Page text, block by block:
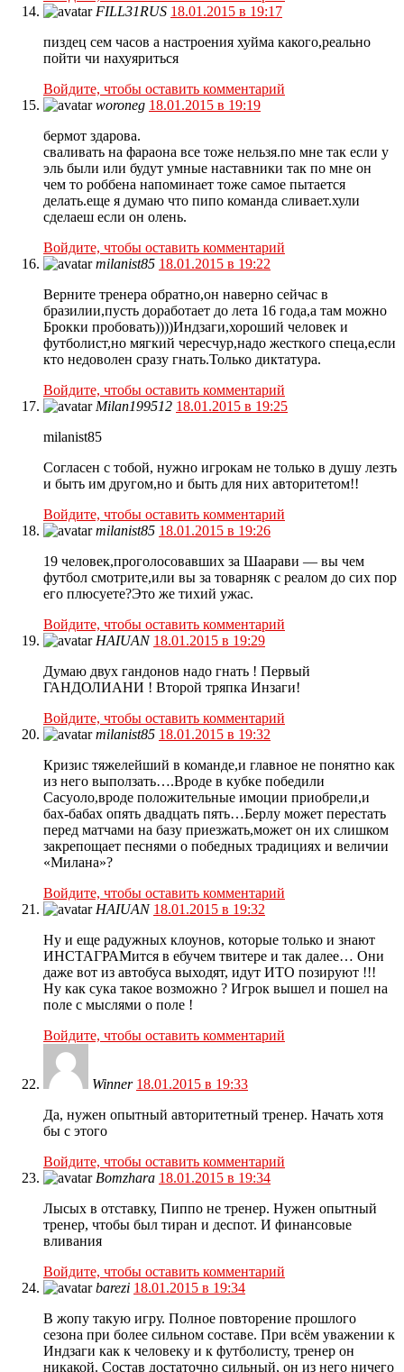
FILL31RUS 18.01.2015 в 19:17
пиздец сем часов а настроения хуйма какого,реально
пойти чи нахуяриться
Войдите, чтобы оставить комментарий
woroneg 18.01.2015 в 19:19
бермот здарова.
сваливать на фараона все тоже нельзя.по мне так если у
эль были или будут умные наставники так по мне он
чем то роббена напоминает тоже самое пытается
делать.еще я думаю что пипо команда сливает.хули
сделаеш если он олень.
Войдите, чтобы оставить комментарий
milanist85 18.01.2015 в 19:22
Верните тренера обратно,он наверно сейчас в
бразилии,пусть доработает до лета 16 года,а там можно
Брокки пробовать))))Индзаги,хороший человек и
футболист,но мягкий чересчур,надо жесткого спеца,если
кто недоволен сразу гнать.Только диктатура.
Войдите, чтобы оставить комментарий
Milan199512 18.01.2015 в 19:25
milanist85
Согласен с тобой, нужно игрокам не только в душу лезть
и быть им другом,но и быть для них авторитетом!!
Войдите, чтобы оставить комментарий
milanist85 18.01.2015 в 19:26
19 человек,проголосовавших за Шаарави — вы чем
футбол смотрите,или вы за товарняк с реалом до сих пор
его плюсуете?Это же тихий ужас.
Войдите, чтобы оставить комментарий
HAIUAN 18.01.2015 в 19:29
Думаю двух гандонов надо гнать ! Первый
ГАНДОЛИАНИ ! Второй тряпка Инзаги!
Войдите, чтобы оставить комментарий
milanist85 18.01.2015 в 19:32
Кризис тяжелейший в команде,и главное не понятно как
из него выползать….Вроде в кубке победили
Сасуоло,вроде положительные имоции приобрели,и
бах-бабах опять двадцать пять…Берлу может перестать
перед матчами на базу приезжать,может он их слишком
закрепощает песнями о победных традициях и величии
«Милана»?
Войдите, чтобы оставить комментарий
HAIUAN 18.01.2015 в 19:32
Ну и еще радужных клоунов, которые только и знают
ИНСТАГРАМится в ебучем твитере и так далее… Они
даже вот из автобуса выходят, идут ИТО позируют !!!
Ну как сука такое возможно ? Игрок вышел и пошел на
поле с мыслями о поле !
Войдите, чтобы оставить комментарий
Winner 18.01.2015 в 19:33
Да, нужен опытный авторитетный тренер. Начать хотя
бы с этого
Войдите, чтобы оставить комментарий
Bomzhara 18.01.2015 в 19:34
Лысых в отставку, Пиппо не тренер. Нужен опытный
тренер, чтобы был тиран и деспот. И финансовые
вливания
Войдите, чтобы оставить комментарий
barezi 18.01.2015 в 19:34
В жопу такую игру. Полное повторение прошлого
сезона при более сильном составе. При всём уважении к
Индзаги как к человеку и к футболисту, тренер он
никакой. Состав достаточно сильный, он из него ничего